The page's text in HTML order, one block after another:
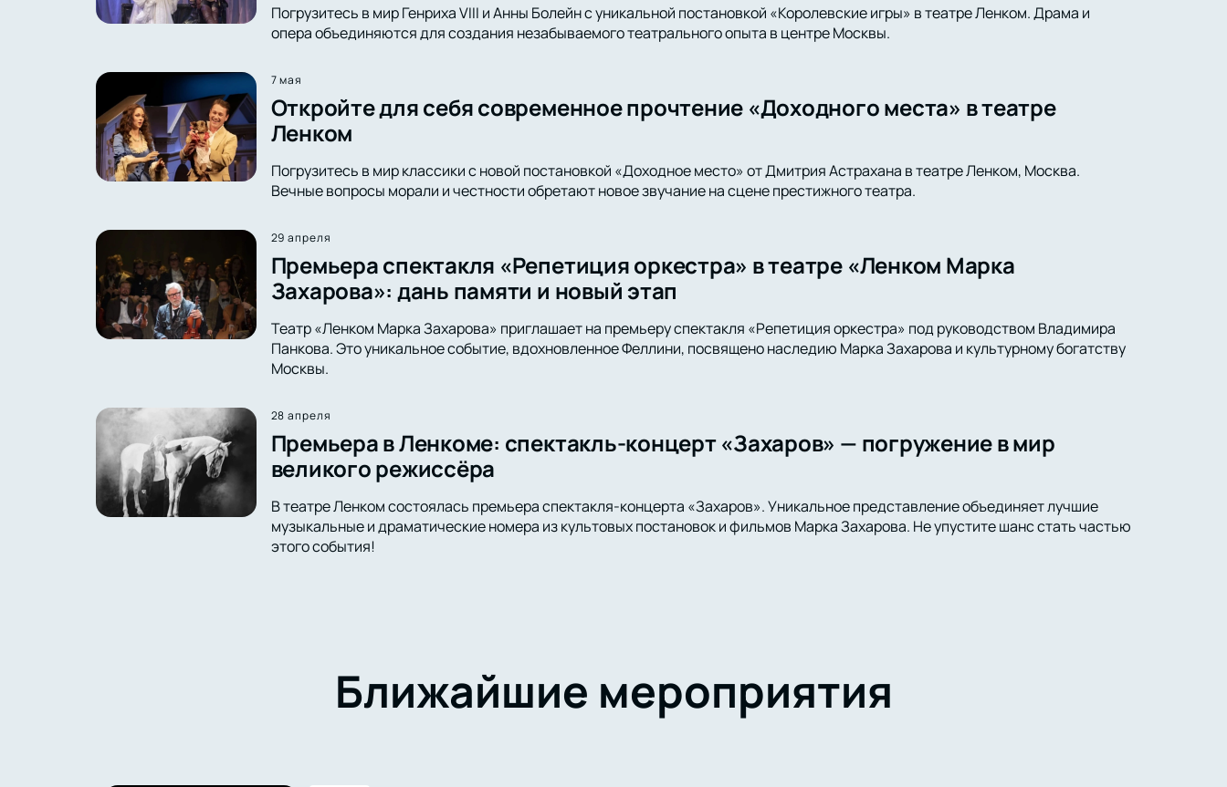
Погрузитесь в мир Генриха VIII и Анны Болейн с уникальной постановкой «Королевские игры» в театре Ленком. Драма и
опера объединяются для создания незабываемого театрального опыта в центре Москвы.
7 мая
Откройте для себя современное прочтение «Доходного места» в театре
Ленком
Погрузитесь в мир классики с новой постановкой «Доходное место» от Дмитрия Астрахана в театре Ленком, Москва.
Вечные вопросы морали и честности обретают новое звучание на сцене престижного театра.
29 апреля
Премьера спектакля «Репетиция оркестра» в театре «Ленком Марка
Захарова»: дань памяти и новый этап
Театр «Ленком Марка Захарова» приглашает на премьеру спектакля «Репетиция оркестра» под руководством Владимира
Панкова. Это уникальное событие, вдохновленное Феллини, посвящено наследию Марка Захарова и культурному богатству
Москвы.
28 апреля
Премьера в Ленкоме: спектакль-концерт «Захаров» — погружение в мир
великого режиссёра
В театре Ленком состоялась премьера спектакля-концерта «Захаров». Уникальное представление объединяет лучшие
музыкальные и драматические номера из культовых постановок и фильмов Марка Захарова. Не упустите шанс стать частью
этого события!
Ближайшие мероприятия